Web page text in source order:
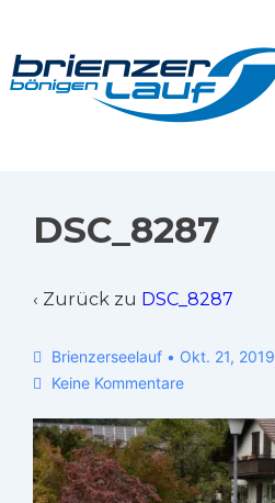
DSC_8287
‹ Zurück zu DSC_8287
Brienzerseelauf • Okt. 21, 2019
Keine Kommentare